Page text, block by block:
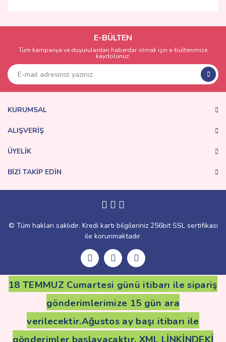
Yorum Yaz
kullanarak tarafımıza iletebilirsiniz.
Görüş ve önerileriniz için teşekkür ederiz.
Ürün açıklamasında eksik bilgiler bulunuyor.
Ürün bilgilerinde hatalar bulunuyor.
E-BÜLTEN
Tüm kampanya ve duyurulardan haberdar olmak için e-bültenimize
kaydolunuz.
KURUMSAL
ALIŞVERİŞ
ÜYELİK
BİZİ TAKİP EDİN
© Tüm hakları saklıdır. Kredi kartı bilgileriniz 256bit SSL sertifikası
ile korunmaktadır.
18 TEMMUZ Cumartesi günü itibarı ile sipariş
gönderimlerimize 15 gün ara
verilecektir.Ağustos ay başı itibarı ile